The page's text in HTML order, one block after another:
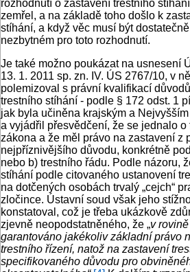
rozhodnutí o zastavení trestního
zemřel, a na základě toho došlo k
stíhání, a když věc musí být
nezbytném pro toto rozhodnutí.
Je také možno poukázat na usnesení
13. 1. 2011 sp. zn. IV. ÚS 2767/10, v
polemizoval s právní kvalifikací
trestního stíhání - podle § 172 odst. 1
jak byla učiněna krajským a
a vyjádřil přesvědčení, že se jednalo o
zákona a že měl právo na zastavení z
nejpříznivějšího důvodu, konkrétně
nebo b) trestního řádu. Podle názoru,
stíhání podle citovaného ustanovení
na dotčených osobách trvalý „cejch“
zločince. Ústavní soud však jeho
konstatoval, což je třeba ukázkově
zjevně neopodstatněného, že „v
garantováno jakékoliv základní právo
trestního řízení, natož na zastavení
specifikovaného důvodu pro